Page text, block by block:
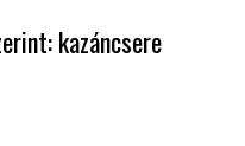
kazáncsere